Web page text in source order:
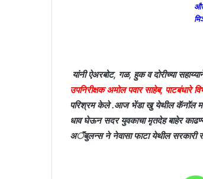
यांनी ऐअरबोट, गळ, हुक व दोरीच्या
उपनिरीक्षक अमोल पवार साहेब, पाटबंधारे
परिश्रम केले .आज भेंडा खु येथील कॅनॉल मध्ये
धाव घेऊन सदर युवकाचा मृतदेह बाहेर
अॅंबुलन्स ने नेवासा फाटा येथील सरकारी